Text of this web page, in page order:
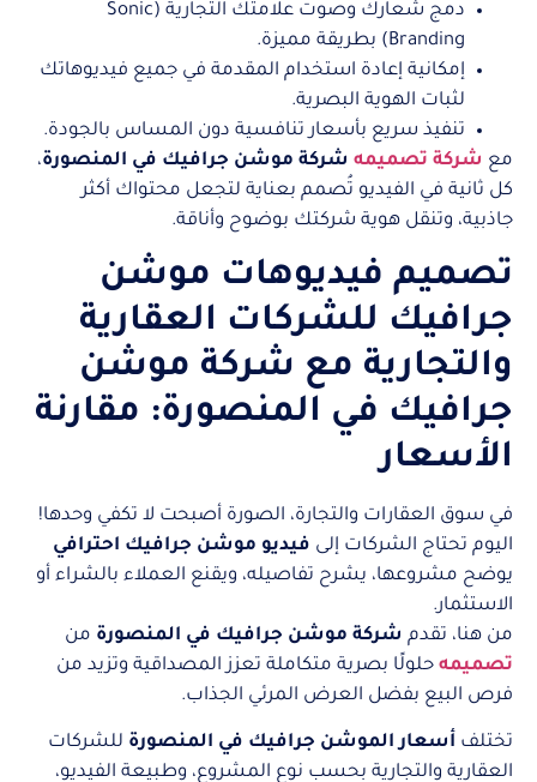
دمج شعارك وصوت علامتك التجارية (Sonic
Branding) بطريقة مميزة.
إمكانية إعادة استخدام المقدمة في جميع فيديوهاتك
لثبات الهوية البصرية.
تنفيذ سريع بأسعار تنافسية دون المساس بالجودة.
مع شركة تصميمه شركة موشن جرافيك في المنصورة،
كل ثانية في الفيديو تُصمم بعناية لتجعل محتواك أكثر
جاذبية، وتنقل هوية شركتك بوضوح وأناقة.
تصميم فيديوهات موشن
جرافيك للشركات العقارية
والتجارية مع شركة موشن
جرافيك في المنصورة: مقارنة
الأسعار
في سوق العقارات والتجارة، الصورة أصبحت لا تكفي وحدها!
اليوم تحتاج الشركات إلى فيديو موشن جرافيك احترافي
يوضح مشروعها، يشرح تفاصيله، ويقنع العملاء بالشراء أو
الاستثمار.
من هنا، تقدم شركة موشن جرافيك في المنصورة من
تصميمه حلولًا بصرية متكاملة تعزز المصداقية وتزيد من
فرص البيع بفضل العرض المرئي الجذاب.
تختلف أسعار الموشن جرافيك في المنصورة للشركات
العقارية والتجارية بحسب نوع المشروع، وطبيعة الفيديو،